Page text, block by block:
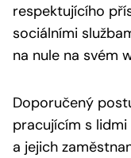
respektujícího
sociálními
na nule na svém
Doporučený
pracujícím s
a jejich